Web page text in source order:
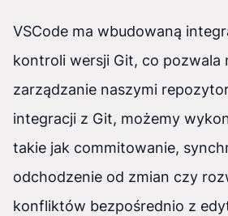
VSCode ma wbudowaną
kontroli wersji Git, co pozwala
zarządzanie naszymi
integracji z Git, możemy
takie jak commitowanie,
odchodzenie od zmian czy
konfliktów bezpośrednio z